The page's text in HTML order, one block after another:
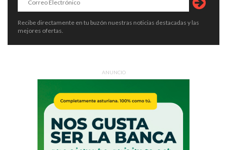
Recibe directamente en tu buzón nuestras noticias destacadas y las
mejores ofertas.
ANUNCIO